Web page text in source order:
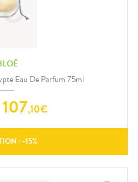
Eau De Parfum 75ml
107,10€
: -15%